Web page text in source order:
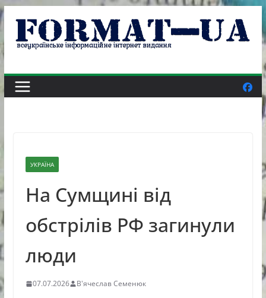
Skip
content
УКРАЇНА
На Сумщині від
обстрілів РФ загинули
люди
07.07.2026 В'ячеслав Семенюк